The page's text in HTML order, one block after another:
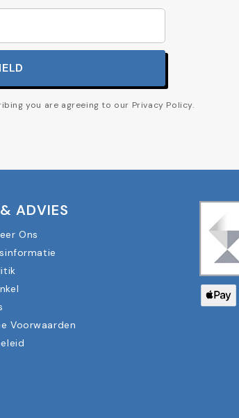
you are agreeing to our Privacy Policy.
ADVIES
Ons
Voorwaarden